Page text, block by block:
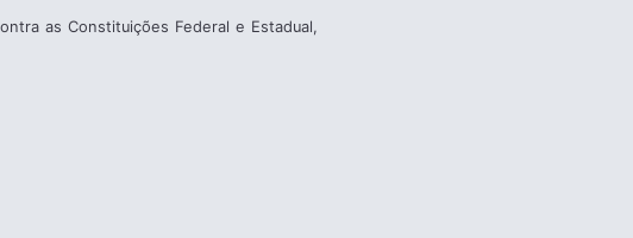
as Constituições Federal e Estadual,